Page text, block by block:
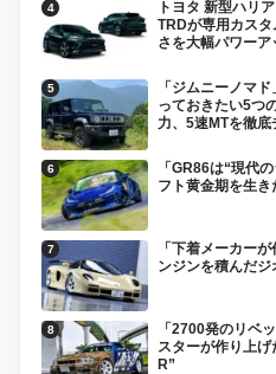
トヨタ 新型ハリ
TRDが専用カス
さを大幅パワーア
「ジムニーノマ
っておきたい5つ
力、5速MTを徹底
「GR86は“現代
フト黄金期を生き
「下着メーカー
ンジンを積んだ
「2700発のリベ
スターが作り上
R”